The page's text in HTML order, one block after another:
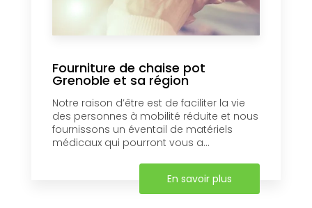
Fourniture de chaise pot
Grenoble et sa région
Notre raison d’être est de faciliter la vie
des personnes à mobilité réduite et nous
fournissons un éventail de matériels
médicaux qui pourront vous a...
En savoir plus